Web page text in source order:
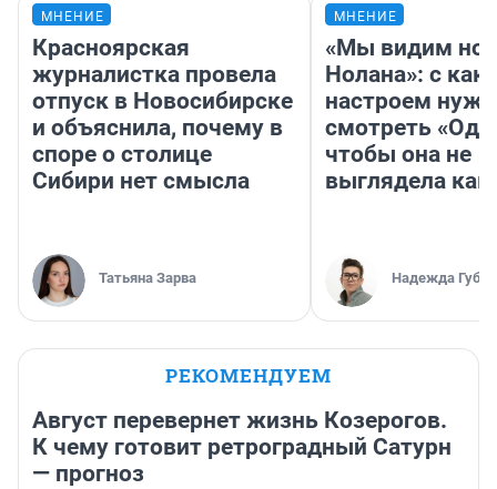
МНЕНИЕ
Красноярская
журналистка провела
отпуск в Новосибирске
и объяснила, почему в
споре о столице
Сибири нет смысла
Татьяна Зарва
МНЕНИЕ
«Мы видим
Нолана»: с
настроем
смотреть
чтобы она не
выглядела как
Надежда
РЕКОМЕНДУЕМ
Август перевернет жизнь Козерогов.
К чему готовит ретроградный Сатурн
— прогноз